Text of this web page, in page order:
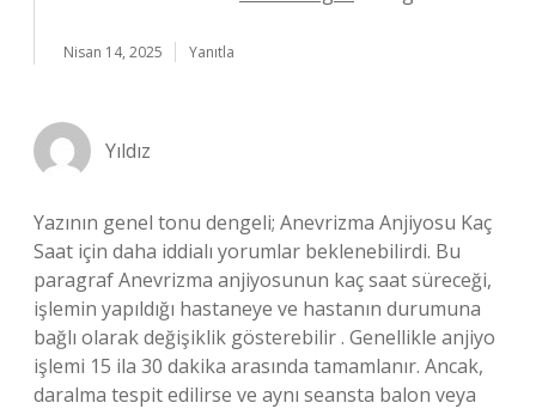
Nisan 14, 2025 Yanıtla
Yıldız
Yazının genel tonu dengeli; Anevrizma Anjiyosu Kaç
Saat için daha iddialı yorumlar beklenebilirdi. Bu
paragraf Anevrizma anjiyosunun kaç saat süreceği,
işlemin yapıldığı hastaneye ve hastanın durumuna
bağlı olarak değişiklik gösterebilir . Genellikle anjiyo
işlemi 15 ila 30 dakika arasında tamamlanır. Ancak,
daralma tespit edilirse ve aynı seansta balon veya